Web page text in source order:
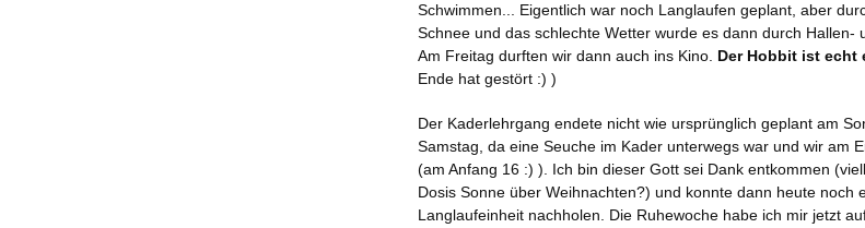
Schwimmen... Eigentlich war noch Langlaufen geplant, aber
Schnee und das schlechte Wetter wurde es dann durch Hallen-
Am Freitag durften wir dann auch ins Kino. Der Hobbit ist
Ende hat gestört :) )
Der Kaderlehrgang endete nicht wie ursprünglich geplant am
Samstag, da eine Seuche im Kader unterwegs war und wir am
(am Anfang 16 :) ). Ich bin dieser Gott sei Dank entkommen
Dosis Sonne über Weihnachten?) und konnte dann heute noch
Langlaufeinheit nachholen . Die Ruhewoche habe ich mir jetzt